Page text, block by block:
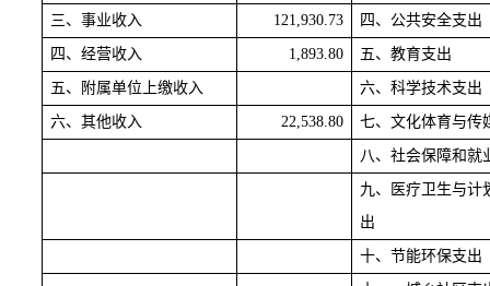
三、事业收入 121,930.73 四、公共安全支出
四、经营收入 1,893.80 五、教育支出
五、附属单位上缴收入 六、科学技术支出
六、其他收入 22,538.80 七、文化体育与传
八、社会保障和就
九、医疗卫生与计
出
十、节能环保支出